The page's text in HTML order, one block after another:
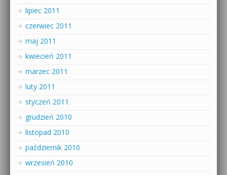
lipiec 2011
czerwiec 2011
maj 2011
kwiecień 2011
marzec 2011
luty 2011
styczeń 2011
grudzień 2010
listopad 2010
październik 2010
wrzesień 2010